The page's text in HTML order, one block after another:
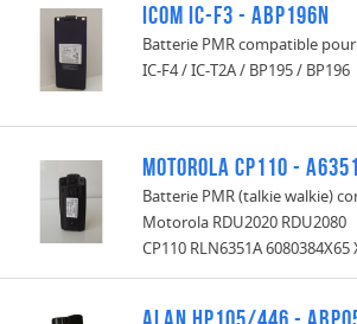
Icom IC-F3 - ABP196N
Batterie PMR compatible
IC-F4 / IC-T2A / BP195 / BP196
Motorola CP110 -
Batterie PMR (talkie walkie)
Motorola RDU2020 RDU2080
CP110 RLN6351A 6080384X65